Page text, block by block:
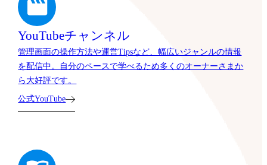
YouTubeチャンネル
管理画面の操作方法や運営Tipsなど、幅広いジャンルの情報
を配信中。自分のペースで学べるため多くのオーナーさまか
ら大好評です。
公式YouTube